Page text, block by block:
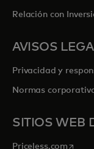
Relación con
AVISOS
Privacidad y
Normas
SITIOS WEB
Priceless.com se